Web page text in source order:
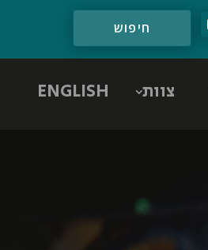
צוות ENGLISH